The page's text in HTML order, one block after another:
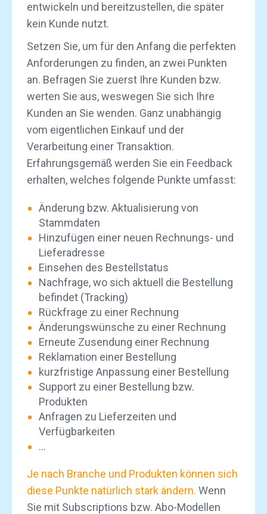
entwickeln und bereitzustellen, die später
kein Kunde nutzt.
Setzen Sie, um für den Anfang die perfekten
Anforderungen zu finden, an zwei Punkten
an. Befragen Sie zuerst Ihre Kunden bzw.
werten Sie aus, weswegen Sie sich Ihre
Kunden an Sie wenden. Ganz unabhängig
vom eigentlichen Einkauf und der
Verarbeitung einer Transaktion.
Erfahrungsgemäß werden Sie ein Feedback
erhalten, welches folgende Punkte umfasst:
Änderung bzw. Aktualisierung von
Stammdaten
Hinzufügen einer neuen Rechnungs- und
Lieferadresse
Einsehen des Bestellstatus
Nachfrage, wo sich aktuell die Bestellung
befindet (Tracking)
Rückfrage zu einer Rechnung
Änderungswünsche zu einer Rechnung
Erneute Zusendung einer Rechnung
Reklamation einer Bestellung
kurzfristige Anpassung einer Bestellung
Support zu einer Bestellung bzw.
Produkten
Anfragen zu Lieferzeiten und
Verfügbarkeiten
…
Je nach Branche und Produkten können sich
diese Punkte natürlich stark ändern. Wenn
Sie mit Subscriptions bzw. Abo-Modellen